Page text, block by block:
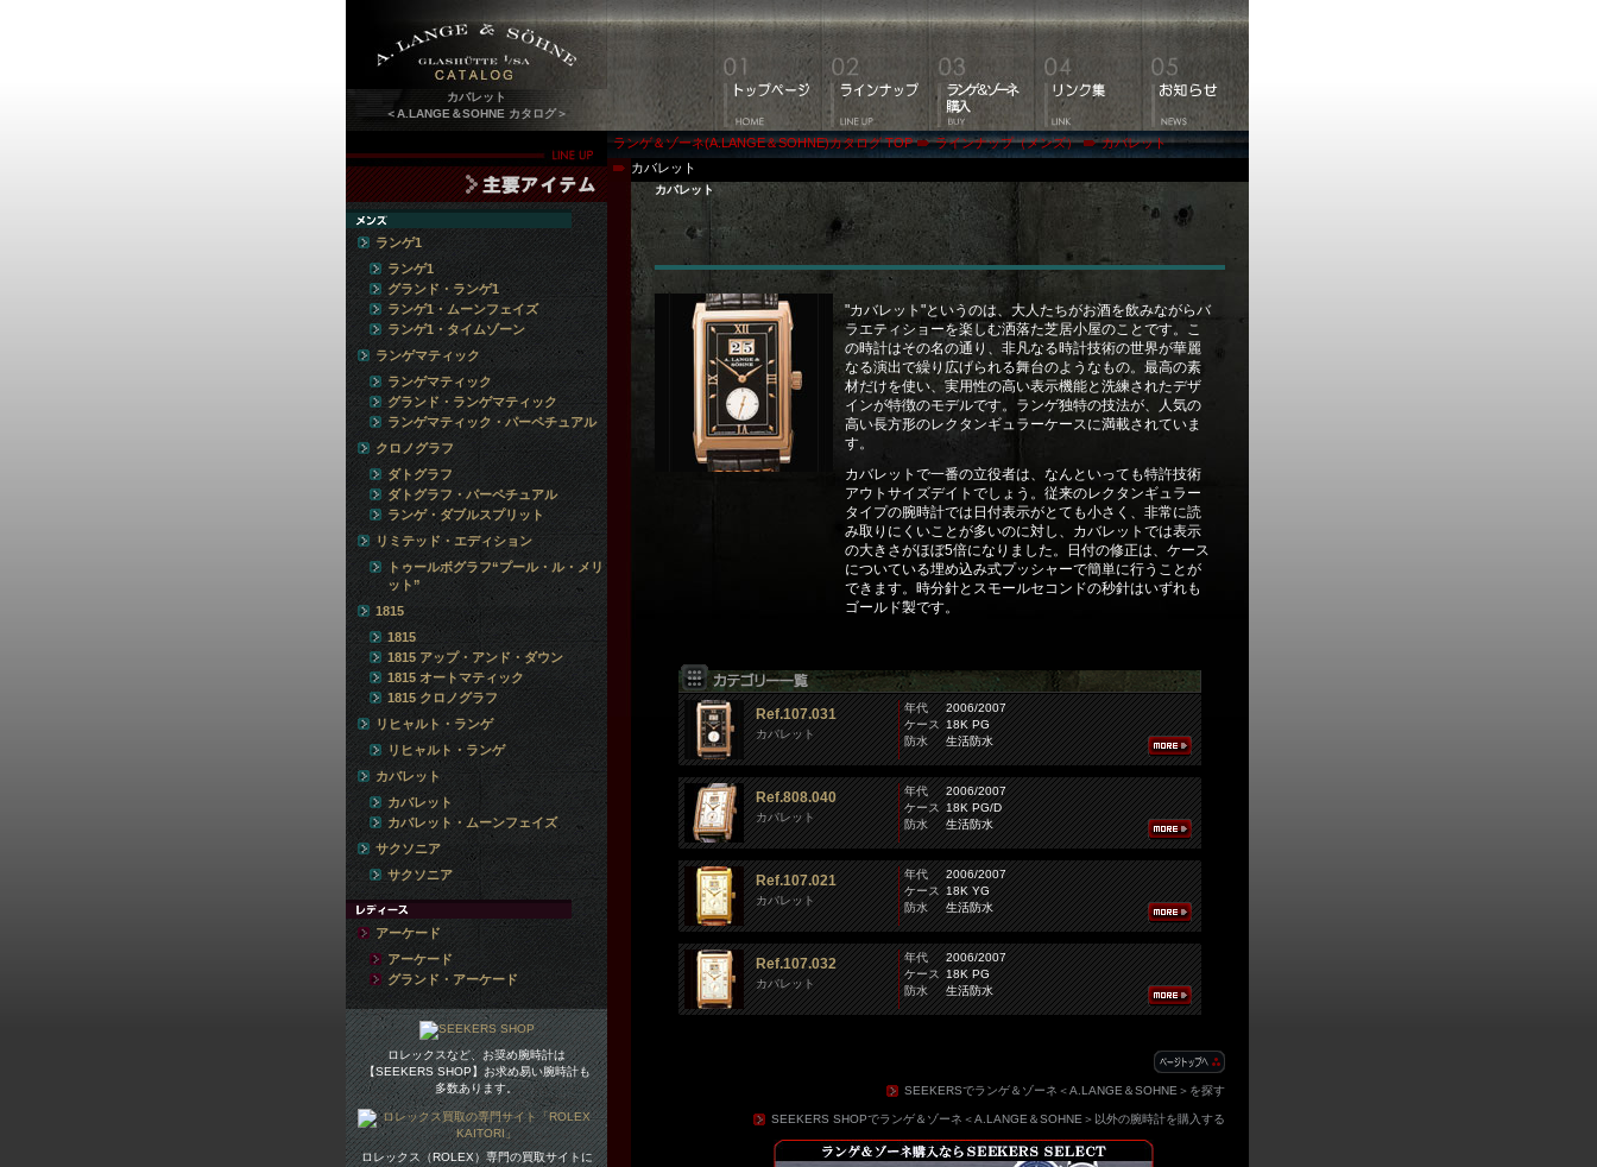
カバレット
＜A.LANGE＆SOHNE カタログ＞
ランゲ＆ゾーネ(A.LANGE＆SOHNE)カタログ TOP ラインナップ（メンズ）
カバレット
カバレット
カバレット
"カバレット"というのは、大人たちがお酒を飲みながらバ
ラエティショーを楽しむ洒落た芝居小屋のことです。こ
の時計はその名の通り、非凡なる時計技術の世界が華麗
なる演出で繰り広げられる舞台のようなもの。最高の素
材だけを使い、実用性の高い表示機能と洗練されたデザ
インが特徴のモデルです。ランゲ独特の技法が、人気の
高い長方形のレクタンギュラーケースに満載されていま
す。
カバレットで一番の立役者は、なんといっても特許技術
アウトサイズデイトでしょう。従来のレクタンギュラー
タイプの腕時計では日付表示がとても小さく、非常に読
み取りにくいことが多いのに対し、カバレットでは表示
の大きさがほぼ5倍になりました。日付の修正は、ケース
についている埋め込み式プッシャーで簡単に行うことが
できます。時分針とスモールセコンドの秒針はいずれも
ゴールド製です。
Ref.107.031
カバレット
年代
2006/2007
ケース 18K PG
防水
生活防水
Ref.808.040
カバレット
年代
2006/2007
ケース 18K PG/D
防水
生活防水
Ref.107.021
カバレット
年代
2006/2007
ケース 18K YG
防水
生活防水
Ref.107.032
カバレット
年代
2006/2007
ケース 18K PG
防水
生活防水
SEEKERSでランゲ＆ゾーネ＜A.LANGE＆SOHNE＞を探す
SEEKERS SHOPでランゲ＆ゾーネ＜A.LANGE＆SOHNE＞以外の腕時計を購入する
ランゲ1
ランゲ1
グランド・ランゲ1
ランゲ1・ムーンフェイズ
ランゲ1・タイムゾーン
ランゲマティック
ランゲマティック
グランド・ランゲマティック
ランゲマティック・パーペチュアル
クロノグラフ
ダトグラフ
ダトグラフ・パーペチュアル
ランゲ・ダブルスプリット
リミテッド・エディション
トゥールボグラフ“プール・ル・メリ
ット”
1815
1815
1815 アップ・アンド・ダウン
1815 オートマティック
1815 クロノグラフ
リヒャルト・ランゲ
リヒャルト・ランゲ
カバレット
カバレット
カバレット・ムーンフェイズ
サクソニア
サクソニア
アーケード
アーケード
グランド・アーケード
ロレックスなど、お奨め腕時計は
【SEEKERS SHOP】お求め易い腕時計も
多数あります。
ロレックス（ROLEX）専門の買取サイトに